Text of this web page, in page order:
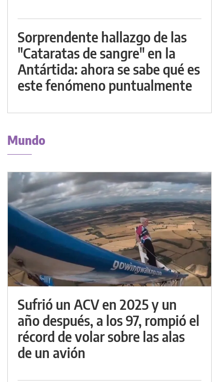
Sorprendente hallazgo de las
"Cataratas de sangre" en la
Antártida: ahora se sabe qué es
este fenómeno puntualmente
Mundo
Sufrió un ACV en 2025 y un
año después, a los 97, rompió el
récord de volar sobre las alas
de un avión